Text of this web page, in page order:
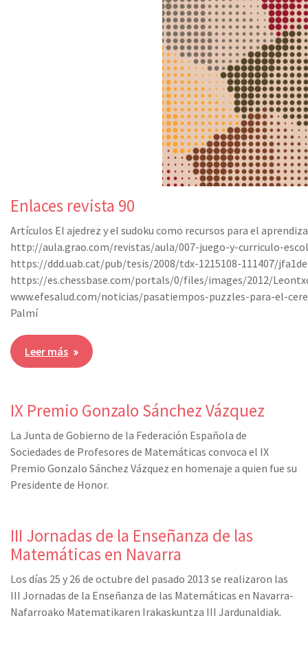
Enlaces revista 90
Artículos El ajedrez y el sudoku como recursos para el
http://aula.grao.com/revistas/aula/007-juego-y-curriculo-
https://ddd.uab.cat/pub/tesis/2008/tdx-1215108-111407/
https://es.chessbase.com/portals/0/files/images/2012/
www.efesalud.com/noticias/pasatiempos-puzzles-para-el-
Palmí
Leer más
IX Premio Gonzalo Sánchez Vázquez
La Junta de Gobierno de la Federación Española de
Sociedades de Profesores de Matemáticas convoca el IX
Premio Gonzalo Sánchez Vázquez en homenaje a quien fue su
Presidente de Honor.
III Jornadas de la Enseñanza de las
Matemáticas en Navarra
Los días 25 y 26 de octubre del pasado 2013 se realizaron las
III Jornadas de la Enseñanza de las Matemáticas en Navarra-
Nafarroako Matematikaren Irakaskuntza III Jardunaldiak.